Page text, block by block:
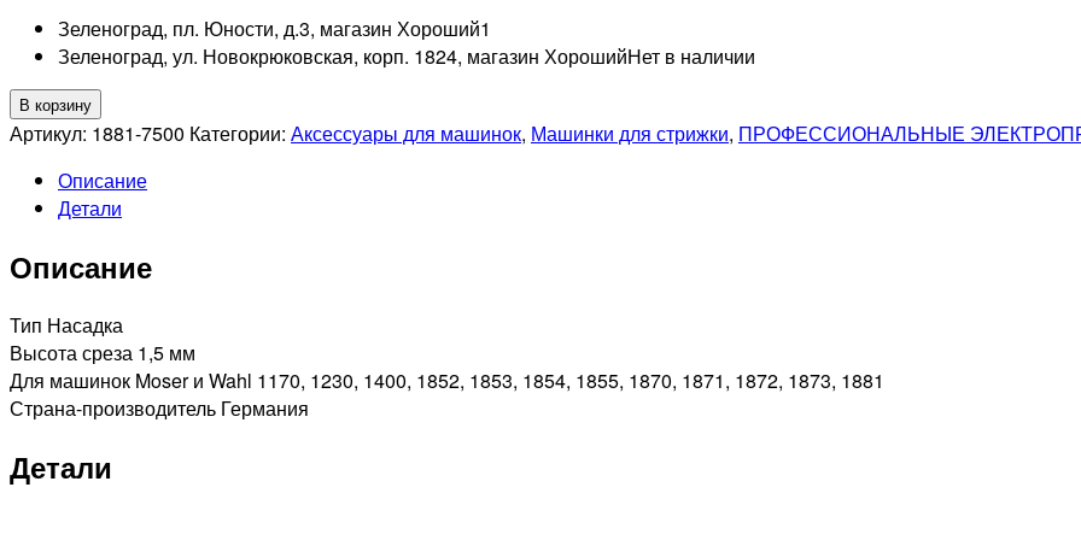
Зеленоград, пл. Юности, д.3, магазин Хороший1
Зеленоград, ул. Новокрюковская, корп. 1824, магазин ХорошийНет в наличии
Количество
товара
Насадка
пластиковая,
для
1884,1871,1874
В корзину
Артикул: 1881-7500 Категории: Аксессуары для машинок, Машинки для стрижки, ПРОФЕССИОНАЛЬНЫЕ
Описание
Детали
Описание
Тип Насадка
Высота среза 1,5 мм
Для машинок Moser и Wahl 1170, 1230, 1400, 1852, 1853, 1854, 1855, 1870, 1871, 1872, 1873, 1881
Страна-производитель Германия
Детали